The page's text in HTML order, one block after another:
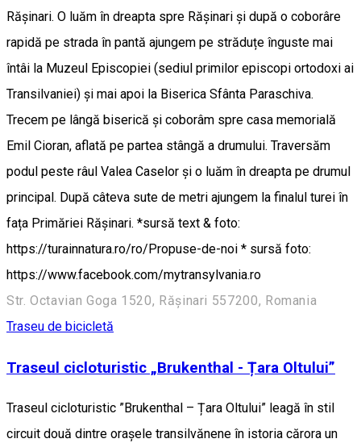
Rășinari. O luăm în dreapta spre Rășinari și după o coborâre
rapidă pe strada în pantă ajungem pe străduțe înguste mai
întâi la Muzeul Episcopiei (sediul primilor episcopi ortodoxi ai
Transilvaniei) și mai apoi la Biserica Sfânta Paraschiva.
Trecem pe lângă biserică și coborâm spre casa memorială
Emil Cioran, aflată pe partea stângă a drumului. Traversăm
podul peste râul Valea Caselor și o luăm în dreapta pe drumul
principal. După câteva sute de metri ajungem la finalul turei în
fața Primăriei Rășinari. *sursă text & foto:
https://turainnatura.ro/ro/Propuse-de-noi * sursă foto:
https://www.facebook.com/mytransylvania.ro
Str. Octavian Goga 1520, Rășinari 557200, Romania
Traseu de bicicletă
Traseul cicloturistic „Brukenthal - Țara Oltului”
Traseul cicloturistic ”Brukenthal – Țara Oltului” leagă în stil
circuit două dintre orașele transilvănene în istoria cărora un